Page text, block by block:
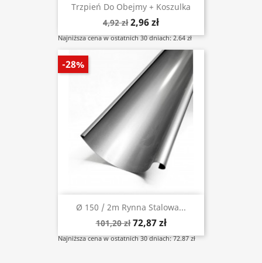
Trzpień Do Obejmy + Koszulka
4,92 zł 2,96 zł
Najniższa cena w ostatnich 30 dniach: 2.64 zł
Ø 150 / 2m Rynna Stalowa...
101,20 zł 72,87 zł
Najniższa cena w ostatnich 30 dniach: 72.87 zł
-28%